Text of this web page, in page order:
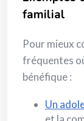
familial
Pour mieux
fréquentes
bénéfique :
Un